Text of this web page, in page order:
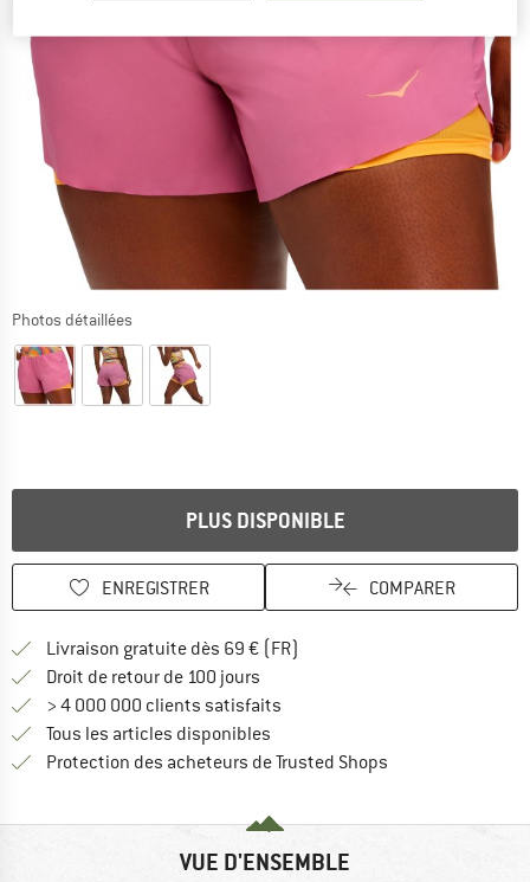
Photos détaillées
PLUS DISPONIBLE
ENREGISTRER COMPARER
Livraison gratuite dès 69 € (FR)
Droit de retour de 100 jours
> 4 000 000 clients satisfaits
Tous les articles disponibles
Protection des acheteurs de Trusted Shops
VUE D'ENSEMBLE